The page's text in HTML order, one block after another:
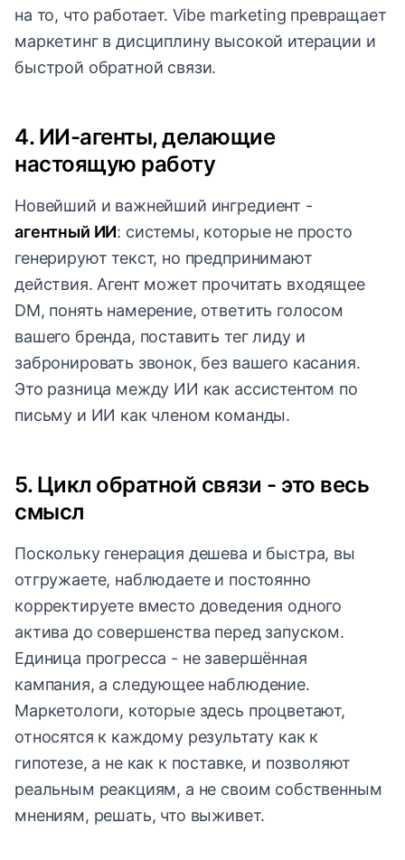
на то, что работает. Vibe marketing превращает
маркетинг в дисциплину высокой итерации и
быстрой обратной связи.
4. ИИ-агенты, делающие
настоящую работу
Новейший и важнейший ингредиент -
агентный ИИ: системы, которые не просто
генерируют текст, но предпринимают
действия. Агент может прочитать входящее
DM, понять намерение, ответить голосом
вашего бренда, поставить тег лиду и
забронировать звонок, без вашего касания.
Это разница между ИИ как ассистентом по
письму и ИИ как членом команды.
5. Цикл обратной связи - это весь
смысл
Поскольку генерация дешева и быстра, вы
отгружаете, наблюдаете и постоянно
корректируете вместо доведения одного
актива до совершенства перед запуском.
Единица прогресса - не завершённая
кампания, а следующее наблюдение.
Маркетологи, которые здесь процветают,
относятся к каждому результату как к
гипотезе, а не как к поставке, и позволяют
реальным реакциям, а не своим собственным
мнениям, решать, что выживет.